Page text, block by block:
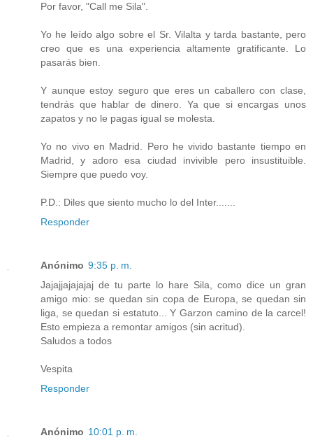
Por favor, "Call me Sila".
Yo he leído algo sobre el Sr. Vilalta y tarda bastante, pero
creo que es una experiencia altamente gratificante. Lo
pasarás bien.
Y aunque estoy seguro que eres un caballero con clase,
tendrás que hablar de dinero. Ya que si encargas unos
zapatos y no le pagas igual se molesta.
Yo no vivo en Madrid. Pero he vivido bastante tiempo en
Madrid, y adoro esa ciudad invivible pero insustituible.
Siempre que puedo voy.
P.D.: Diles que siento mucho lo del Inter.......
Responder
Anónimo 9:35 p. m.
Jajajjajajajaj de tu parte lo hare Sila, como dice un gran
amigo mio: se quedan sin copa de Europa, se quedan sin
liga, se quedan si estatuto... Y Garzon camino de la carcel!
Esto empieza a remontar amigos (sin acritud).
Saludos a todos
Vespita
Responder
Anónimo 10:01 p. m.